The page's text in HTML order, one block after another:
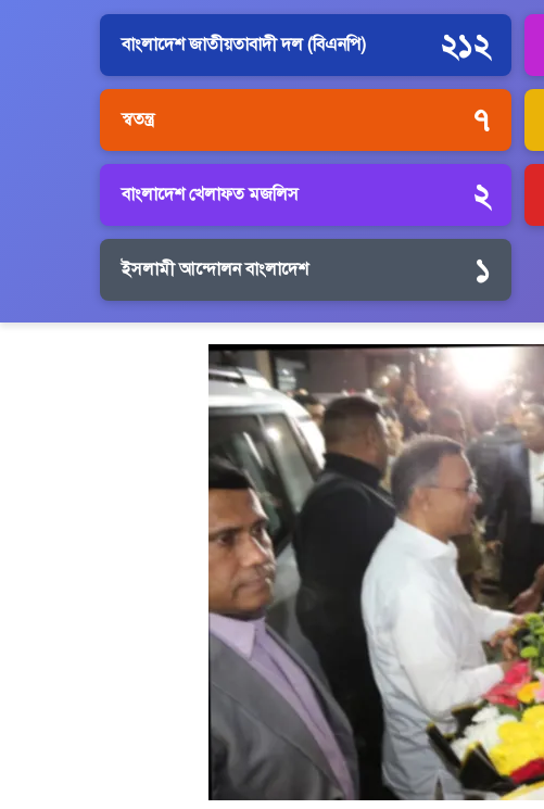
বাংলাদেশ জাতীয়তাবাদী দল (বিএনপি) ২১২
স্বতন্ত্র ৭
বাংলাদেশ খেলাফত মজলিস ২
ইসলামী আন্দোলন বাংলাদেশ ১